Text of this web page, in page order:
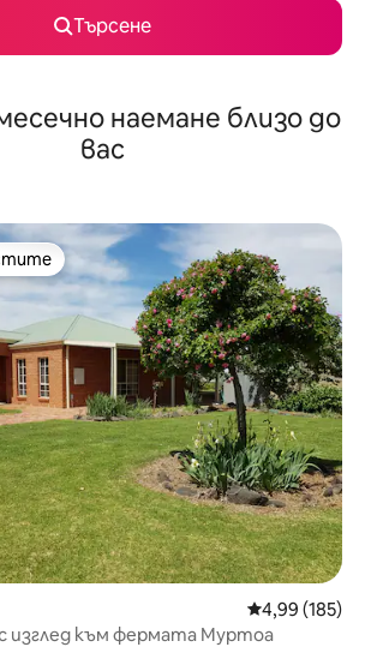
Търсене
наемане близо до
вас
на гостите
Средна
4,99 (185)
изглед към фермата Муртоа